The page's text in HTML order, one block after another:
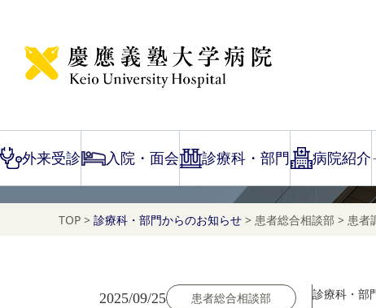
外来受診 入院・面会 診療科・部門 病院紹介
NEWS
TOP > 診療科・部門からのお知らせ > 患者総合相談部 > 患者
2025/09/25 患者総合相談部 診療科・部